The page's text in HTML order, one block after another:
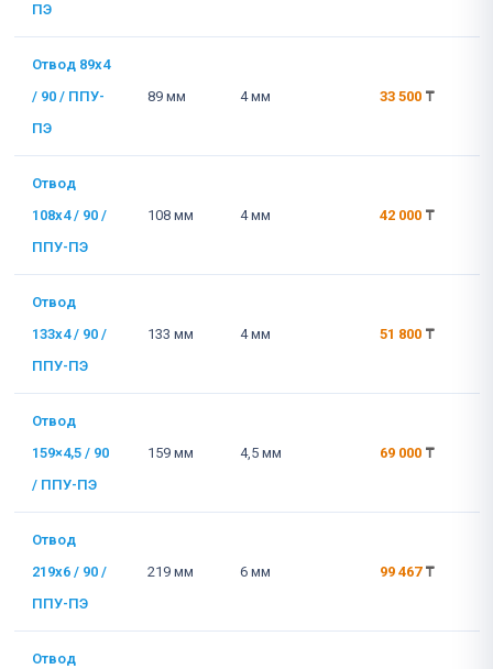
ПЭ
Отвод 89x4
/ 90 / ППУ-
ПЭ
89 мм 4 мм 33 500 ₸
Отвод
108x4 / 90 /
ППУ-ПЭ
108 мм 4 мм 42 000 ₸
Отвод
133x4 / 90 /
ППУ-ПЭ
133 мм 4 мм 51 800 ₸
Отвод
159×4,5 / 90
/ ППУ-ПЭ
159 мм 4,5 мм 69 000 ₸
Отвод
219x6 / 90 /
ППУ-ПЭ
219 мм 6 мм 99 467 ₸
Отвод